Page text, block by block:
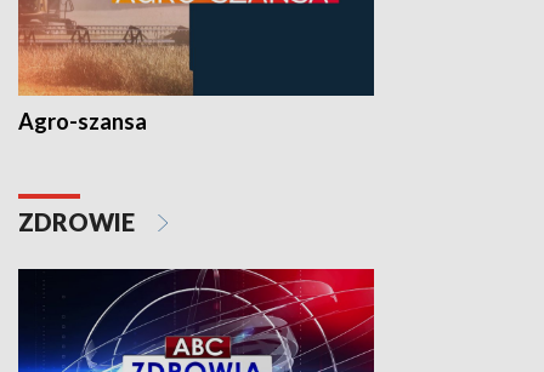
Agro-szansa
ZDROWIE